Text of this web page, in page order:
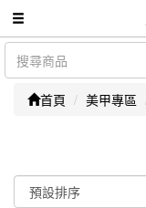
首頁 美甲專區